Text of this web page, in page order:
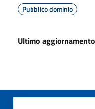
Pubblico dominio
Ultimo aggiornamento